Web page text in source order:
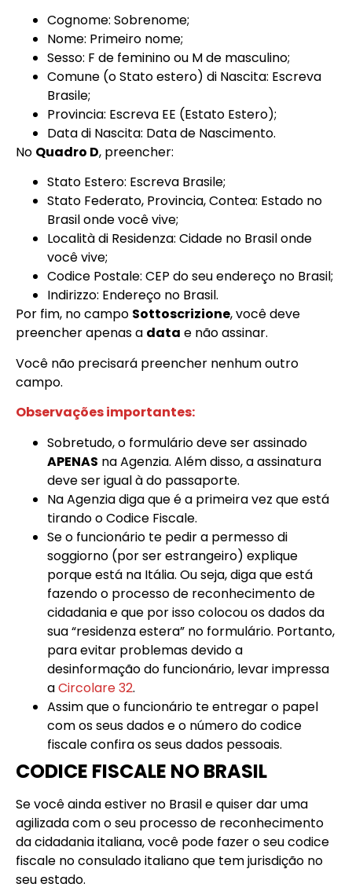
Cognome: Sobrenome;
Nome: Primeiro nome;
Sesso: F de feminino ou M de masculino;
Comune (o Stato estero) di Nascita: Escreva
Brasile;
Provincia: Escreva EE (Estato Estero);
Data di Nascita: Data de Nascimento.
No Quadro D, preencher:
Stato Estero: Escreva Brasile;
Stato Federato, Provincia, Contea: Estado no
Brasil onde você vive;
Località di Residenza: Cidade no Brasil onde
você vive;
Codice Postale: CEP do seu endereço no Brasil;
Indirizzo: Endereço no Brasil.
Por fim, no campo Sottoscrizione, você deve
preencher apenas a data e não assinar.
Você não precisará preencher nenhum outro
campo.
Observações importantes:
Sobretudo, o formulário deve ser assinado
APENAS na Agenzia. Além disso, a assinatura
deve ser igual à do passaporte.
Na Agenzia diga que é a primeira vez que está
tirando o Codice Fiscale.
Se o funcionário te pedir a permesso di
soggiorno (por ser estrangeiro) explique
porque está na Itália. Ou seja, diga que está
fazendo o processo de reconhecimento de
cidadania e que por isso colocou os dados da
sua “residenza estera” no formulário. Portanto,
para evitar problemas devido a
desinformação do funcionário, levar impressa
aCircolare 32.
Assim que o funcionário te entregar o papel
com os seus dados e o número do codice
fiscale confira os seus dados pessoais.
CODICE FISCALE NO BRASIL
Se você ainda estiver no Brasil e quiser dar uma
agilizada com o seu processo de reconhecimento
da cidadania italiana, você pode fazer o seu codice
fiscale no consulado italiano que tem jurisdição no
seu estado.